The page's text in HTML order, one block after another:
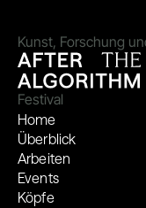
Kunst, Forschung
Festival
Home
Überblick
Arbeiten
Events
Köpfe